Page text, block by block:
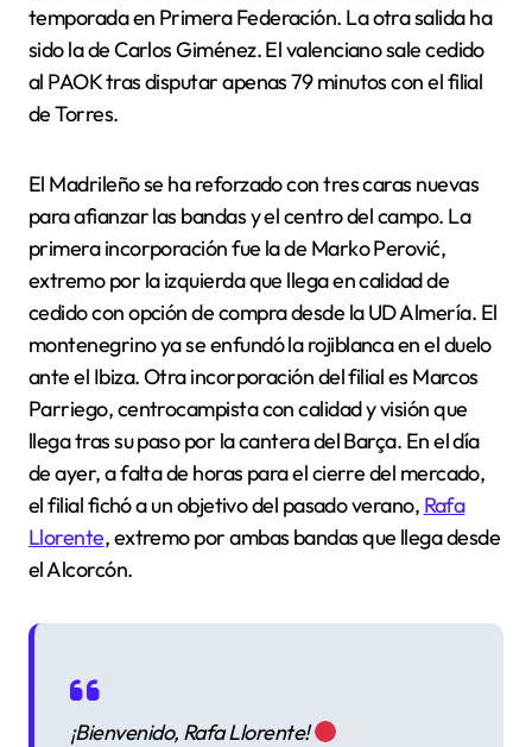
temporada en Primera Federación. La otra salida ha
sido la de Carlos Giménez. El valenciano sale cedido
al PAOK tras disputar apenas 79 minutos con el filial
de Torres.
El Madrileño se ha reforzado con tres caras nuevas
para afianzar las bandas y el centro del campo. La
primera incorporación fue la de Marko Perović,
extremo por la izquierda que llega en calidad de
cedido con opción de compra desde la UD Almería. El
montenegrino ya se enfundó la rojiblanca en el duelo
ante el Ibiza. Otra incorporación del filial es Marcos
Parriego, centrocampista con calidad y visión que
llega tras su paso por la cantera del Barça. En el día
de ayer, a falta de horas para el cierre del mercado,
el filial fichó a un objetivo del pasado verano, Rafa
Llorente, extremo por ambas bandas que llega desde
el Alcorcón.
¡Bienvenido, Rafa Llorente!